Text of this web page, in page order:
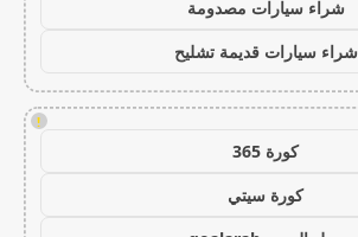
شراء سيارات مصدومة
شراء سيارات قديمة تشليح
!
كورة 365
كورة سيتي